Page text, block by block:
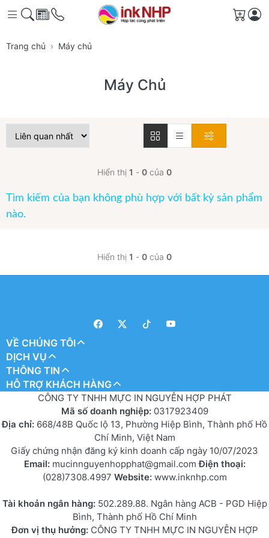
Giỏ
Trang chủ Máy chủ
Máy Chủ
Hiển thị 1 - 0 của 0
Tìm kiếm của bạn không phù hợp với bất kỳ sản phẩm
nào.
Hiển thị 1 - 0 của 0
VỀ CHÚNG TÔI
DỊCH VỤ
THÔNG TIN
HỖ TRỢ KHÁCH HÀNG
CÔNG TY TNHH MỰC IN NGUYỄN HỢP PHÁT
Mã số doanh nghiệp: 0317923409
Địa chỉ: 668/48B Quốc lộ 13, Phường Hiệp Bình, Thành phố Hồ
Chí Minh, Việt Nam
Giấy chứng nhận đăng ký kinh doanh cấp ngày 10/07/2023
Email: mucinnguyenhopphat@gmail.comĐiện thoại:
(028)7308.4997 Website: www.inknhp.com
Tài khoản ngân hàng: 502.289.88. Ngân hàng ACB - PGD Hiệp
Bình, Thành phố Hồ Chí Minh
Đơn vị thụ hưởng:CÔNG TY TNHH MỰC IN NGUYỄN HỢP